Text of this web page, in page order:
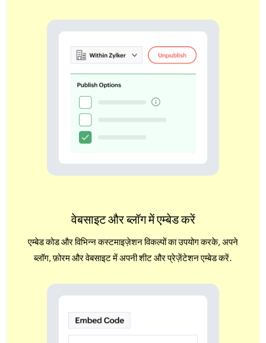
वेबसाइट और ब्लॉग में एम्बेड करें
एम्बेड कोड और विभिन्न कस्टमाइज़ेशन विकल्पों का उपयोग करके, अपने
ब्लॉग, फ़ोरम और वेबसाइट में अपनी शीट और प्रेज़ेंटेशन एम्बेड करें.